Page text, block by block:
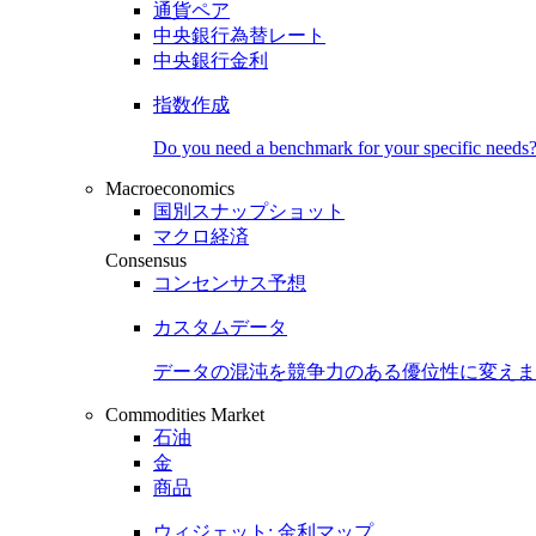
通貨ペア
中央銀行為替レート
中央銀行金利
指数作成
Do you need a benchmark for your specific needs?
Macroeconomics
国別スナップショット
マクロ経済
Consensus
コンセンサス予想
カスタムデータ
データの混沌を競争力のある優位性に変え
Commodities Market
石油
金
商品
ウィジェット: 金利マップ